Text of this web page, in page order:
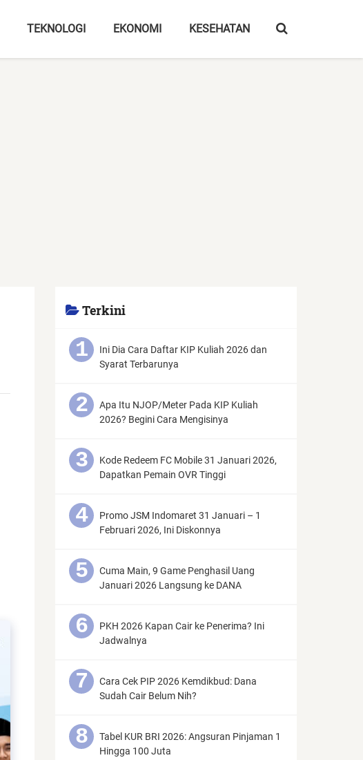
TEKNOLOGI EKONOMI KESEHATAN
Terkini
Ini Dia Cara Daftar KIP Kuliah 2026 dan
Syarat Terbarunya
Apa Itu NJOP/Meter Pada KIP Kuliah
2026? Begini Cara Mengisinya
Kode Redeem FC Mobile 31 Januari 2026,
Dapatkan Pemain OVR Tinggi
Promo JSM Indomaret 31 Januari – 1
Februari 2026, Ini Diskonnya
Cuma Main, 9 Game Penghasil Uang
Januari 2026 Langsung ke DANA
PKH 2026 Kapan Cair ke Penerima? Ini
Jadwalnya
Cara Cek PIP 2026 Kemdikbud: Dana
Sudah Cair Belum Nih?
Tabel KUR BRI 2026: Angsuran Pinjaman 1
Hingga 100 Juta